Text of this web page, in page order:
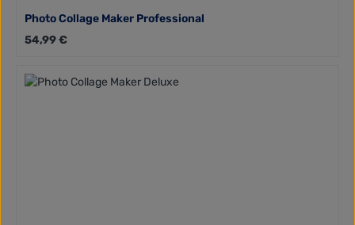
Photo Collage Maker Professional
Regulärer Preis:
54,99 €